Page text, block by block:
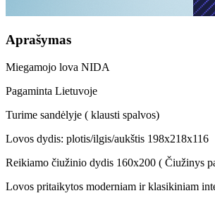
Aprašymas
Miegamojo lova NIDA
Pagaminta Lietuvoje
Turime sandėlyje ( klausti spalvos)
Lovos dydis: plotis/ilgis/aukštis 198x218x116
Reikiamo čiužinio dydis 160x200 ( Čiužinys
Lovos pritaikytos moderniam ir klasikiniam